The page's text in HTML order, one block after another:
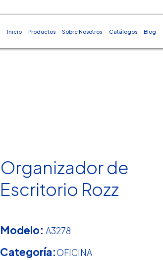
Inicio Productos Sobre Nosotros Catálogos Blog
Organizador de
Escritorio Rozz
Modelo: A3278
Categoría:OFICINA